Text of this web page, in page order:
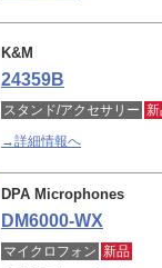
K&M
24359B
スタンド/アクセサリー
→詳細情報へ
DPA Microphones
DM6000-WX
マイクロフォン 新品